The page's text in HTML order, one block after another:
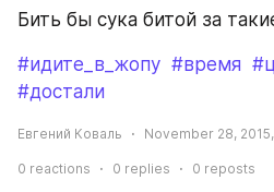
Бить бы сука битой за
#идите_в_жопу #время
#достали
Евгений Коваль November 28,
0 reactions 0 replies 0 reposts